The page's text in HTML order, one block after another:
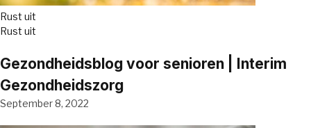
Rust uit
Rust uit
Gezondheidsblog voor senioren | Interim
Gezondheidszorg
September 8, 2022